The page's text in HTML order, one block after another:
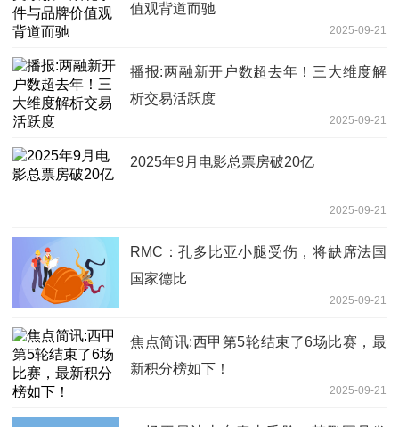
值观背道而驰
2025-09-21
播报:两融新开户数超去年！三大维度解
析交易活跃度
2025-09-21
2025年9月电影总票房破20亿
2025-09-21
RMC：孔多比亚小腿受伤，将缺席法国
国家德比
2025-09-21
焦点简讯:西甲第5轮结束了6场比赛，最
新积分榜如下！
2025-09-21